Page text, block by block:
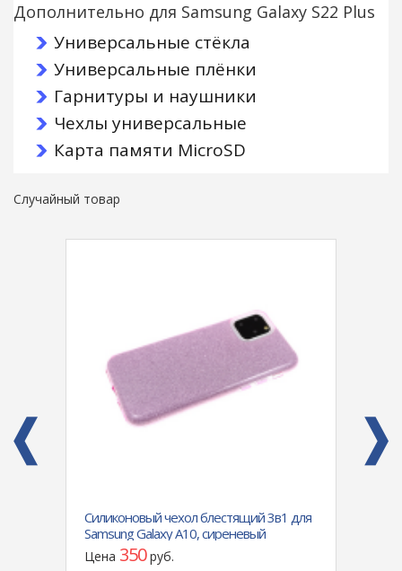
Дополнительно для Samsung Galaxy S22 Plus
Универсальные стёкла
Универсальные плёнки
Гарнитуры и наушники
Чехлы универсальные
Карта памяти MicroSD
Случайный товар
Силиконовый чехол блестящий 3в1 для
Samsung Galaxy A10, сиреневый
Цена 350руб.